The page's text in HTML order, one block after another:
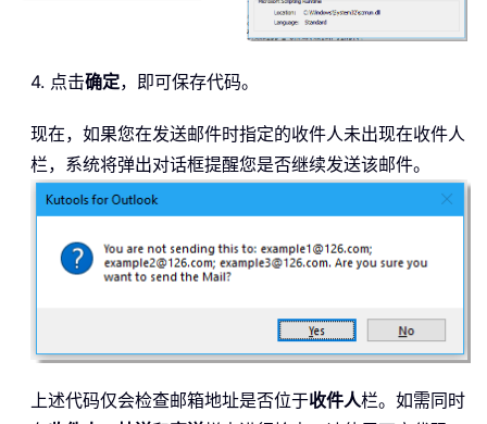
4. 点击确定，即可保存代码。
现在，如果您在发送邮件时指定的收件人未出现在收件人
栏，系统将弹出对话框提醒您是否继续发送该邮件。
上述代码仅会检查邮箱地址是否位于收件人栏。如需同时